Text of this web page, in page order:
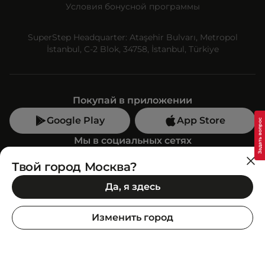
Условия бонусной программы
SuperStep Headquarter: Ataşehir Bulvarı, Metropol
İstanbul, C-2 Blok, 34758, İstanbul, Türkiye
Покупай в приложении
Google Play
App Store
Мы в социальных сетях
Позвони нам
+7 (499) 350-55-33
C 10:00 до 19:00
SuperStep-бот
Твой город Москва?
Да, я здесь
Изменить город